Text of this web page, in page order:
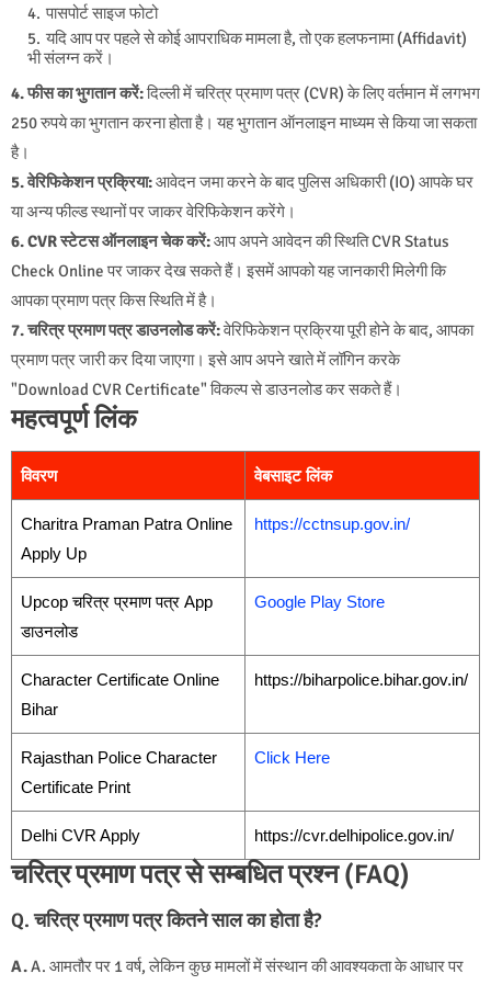
पासपोर्ट साइज फोटो
यदि आप पर पहले से कोई आपराधिक मामला है, तो एक हलफनामा (Affidavit)
भी संलग्न करें।
4. फीस का भुगतान करें:दिल्ली में चरित्र प्रमाण पत्र (CVR) के लिए वर्तमान में लगभग
250 रुपये का भुगतान करना होता है। यह भुगतान ऑनलाइन माध्यम से किया जा सकता
है।
5. वेरिफिकेशन प्रक्रिया:आवेदन जमा करने के बाद पुलिस अधिकारी (IO) आपके घर
या अन्य फील्ड स्थानों पर जाकर वेरिफिकेशन करेंगे।
6. CVR स्टेटस ऑनलाइन चेक करें:आप अपने आवेदन की स्थिति CVR Status
Check Online पर जाकर देख सकते हैं। इसमें आपको यह जानकारी मिलेगी कि
आपका प्रमाण पत्र किस स्थिति में है।
7. चरित्र प्रमाण पत्र डाउनलोड करें:वेरिफिकेशन प्रक्रिया पूरी होने के बाद, आपका
प्रमाण पत्र जारी कर दिया जाएगा। इसे आप अपने खाते में लॉगिन करके
"Download CVR Certificate" विकल्प से डाउनलोड कर सकते हैं।
महत्वपूर्ण लिंक
विवरण वेबसाइट लिंक
Charitra Praman Patra Online
Apply Up
https://cctnsup.gov.in/
Upcop चरित्र प्रमाण पत्र App
डाउनलोड
Google Play Store
Character Certificate Online
Bihar
https://biharpolice.bihar.gov.in/
Rajasthan Police Character
Certificate Print
Click Here
Delhi CVR Apply https://cvr.delhipolice.gov.in/
चरित्र प्रमाण पत्र से सम्बधित प्रश्न (FAQ)
Q. चरित्र प्रमाण पत्र कितने साल का होता है?
A.A. आमतौर पर 1 वर्ष, लेकिन कुछ मामलों में संस्थान की आवश्यकता के आधार पर